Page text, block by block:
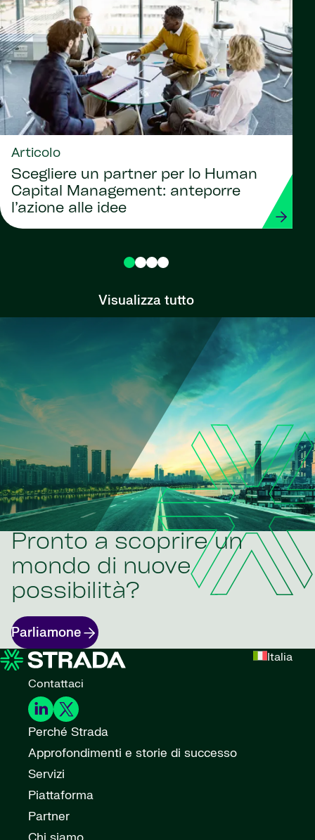
Articolo
Scegliere un partner per lo Human
Capital Management: anteporre
l’azione alle idee
Visualizza tutto
Pronto a scoprire un
mondo di nuove
possibilità?
Parliamone
Italia
Contattaci
Perché Strada
Approfondimenti e storie di successo
Servizi
Piattaforma
Partner